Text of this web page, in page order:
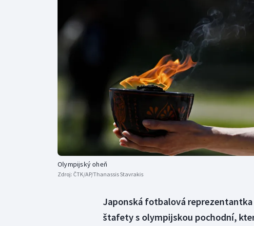
Florbal
Futsal
Golf
Gymnastika
Olympijský oheň
Zdroj: ČTK/AP/Thanassis Stavrakis
Japonská fotbalová
štafety s olympijskou pochodní,